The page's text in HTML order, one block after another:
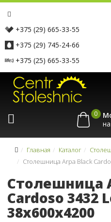
+375 (29) 665-33-55
+375 (29) 745-24-66
+375 (25) 665-33-55
0
Главная Каталог
Столешница Arpa Black
Столешница
Cardoso 3432
38x600x4200